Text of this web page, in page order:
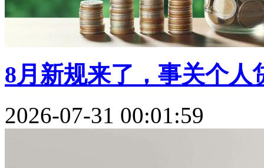
8月新规来了，事关个人
2026-07-31 00:01:59